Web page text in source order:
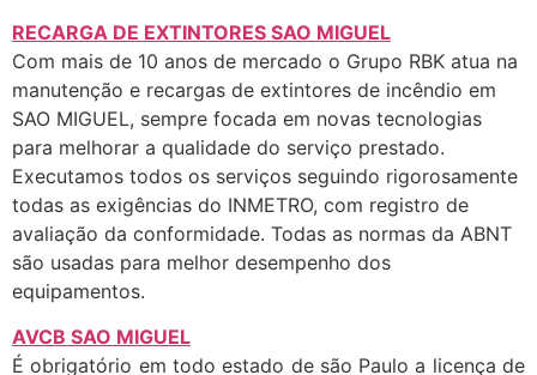
RECARGA DE EXTINTORES SAO MIGUEL
Com mais de 10 anos de mercado o Grupo RBK atua na
manutenção e recargas de extintores de incêndio em
SAO MIGUEL, sempre focada em novas tecnologias
para melhorar a qualidade do serviço prestado.
Executamos todos os serviços seguindo rigorosamente
todas as exigências do INMETRO, com registro de
avaliação da conformidade. Todas as normas da ABNT
são usadas para melhor desempenho dos
equipamentos.
AVCB SAO MIGUEL
É obrigatório em todo estado de são Paulo a licença de